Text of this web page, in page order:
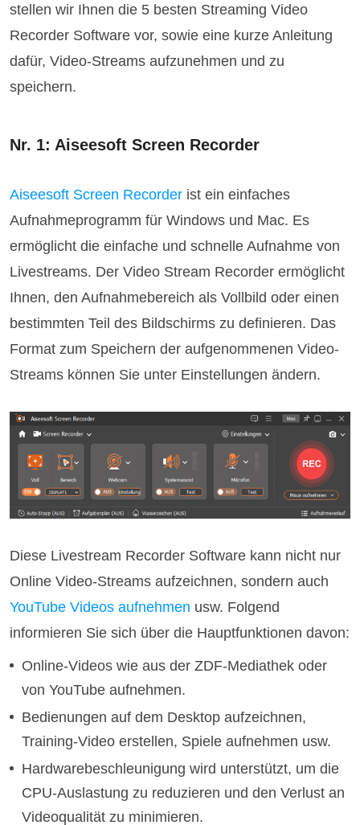
stellen wir Ihnen die 5 besten Streaming Video
Recorder Software vor, sowie eine kurze Anleitung
dafür, Video-Streams aufzunehmen und zu
speichern.
Nr. 1: Aiseesoft Screen Recorder
Aiseesoft Screen Recorder ist ein einfaches
Aufnahmeprogramm für Windows und Mac. Es
ermöglicht die einfache und schnelle Aufnahme von
Livestreams. Der Video Stream Recorder ermöglicht
Ihnen, den Aufnahmebereich als Vollbild oder einen
bestimmten Teil des Bildschirms zu definieren. Das
Format zum Speichern der aufgenommenen Video-
Streams können Sie unter Einstellungen ändern.
Diese Livestream Recorder Software kann nicht nur
Online Video-Streams aufzeichnen, sondern auch
YouTube Videos aufnehmen usw. Folgend
informieren Sie sich über die Hauptfunktionen davon:
Online-Videos wie aus der ZDF-Mediathek oder
von YouTube aufnehmen.
Bedienungen auf dem Desktop aufzeichnen,
Training-Video erstellen, Spiele aufnehmen usw.
Hardwarebeschleunigung wird unterstützt, um die
CPU-Auslastung zu reduzieren und den Verlust an
Videoqualität zu minimieren.